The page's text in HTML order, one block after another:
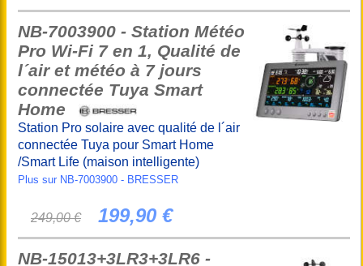
NB-7003900 - Station Météo
Pro Wi-Fi 7 en 1, Qualité de
l´air et météo à 7 jours
connectée Tuya Smart
Home
Station Pro solaire avec qualité de l´air
connectée Tuya pour Smart Home
/Smart Life (maison intelligente)
Plus sur NB-7003900 - BRESSER
249,00 € 199,90 €
NB-15013+3LR3+3LR6 -